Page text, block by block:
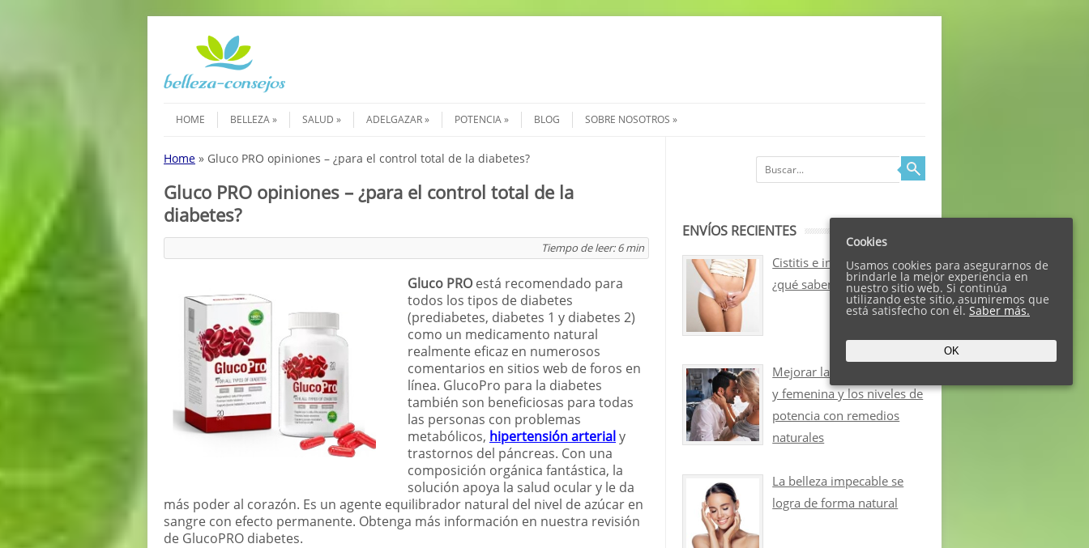
Menú
HOME
BELLEZA SALUD ADELGAZAR POTENCIA BLOG SOBRE NOSOTROS
Home » Gluco PRO opiniones – ¿para el control total de la diabetes?
Gluco PRO opiniones – ¿para el control total de la
diabetes?
Tiempo de leer:6 min
Gluco PRO está recomendado para
todos los tipos de diabetes
(prediabetes, diabetes 1 y diabetes 2)
como un medicamento natural
realmente eficaz en numerosos
comentarios en sitios web de foros en
línea. GlucoPro para la diabetes
también son beneficiosas para todas
las personas con problemas
metabólicos, hipertensión arterialy
trastornos del páncreas. Con una
composición orgánica fantástica, la
solución apoya la salud ocular y le da
más poder al corazón. Es un agente equilibrador natural del nivel de azúcar en
sangre con efecto permanente. Obtenga más información en nuestra revisión
de GlucoPRO diabetes.
ENVÍOS RECIENTES
Cistitis e incontinencia:
¿qué sabemos sobre ellos?
Mejorar la libido masculina
y femenina y los niveles de
potencia con remedios
naturales
La belleza impecable se
logra de forma natural
Cookies
Usamos cookies para asegurarnos de
brindarle la mejor experiencia en
nuestro sitio web. Si continúa
utilizando este sitio, asumiremos que
está satisfecho con él. Saber más.
OK